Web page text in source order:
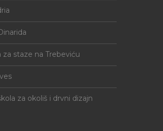
za staze na Trebeviću
za okoliš i drvni dizajn